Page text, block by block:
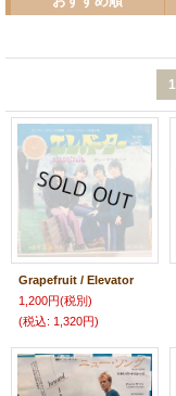
1
Grapefruit / Elevator
1,200円(税別)
(税込: 1,320円)